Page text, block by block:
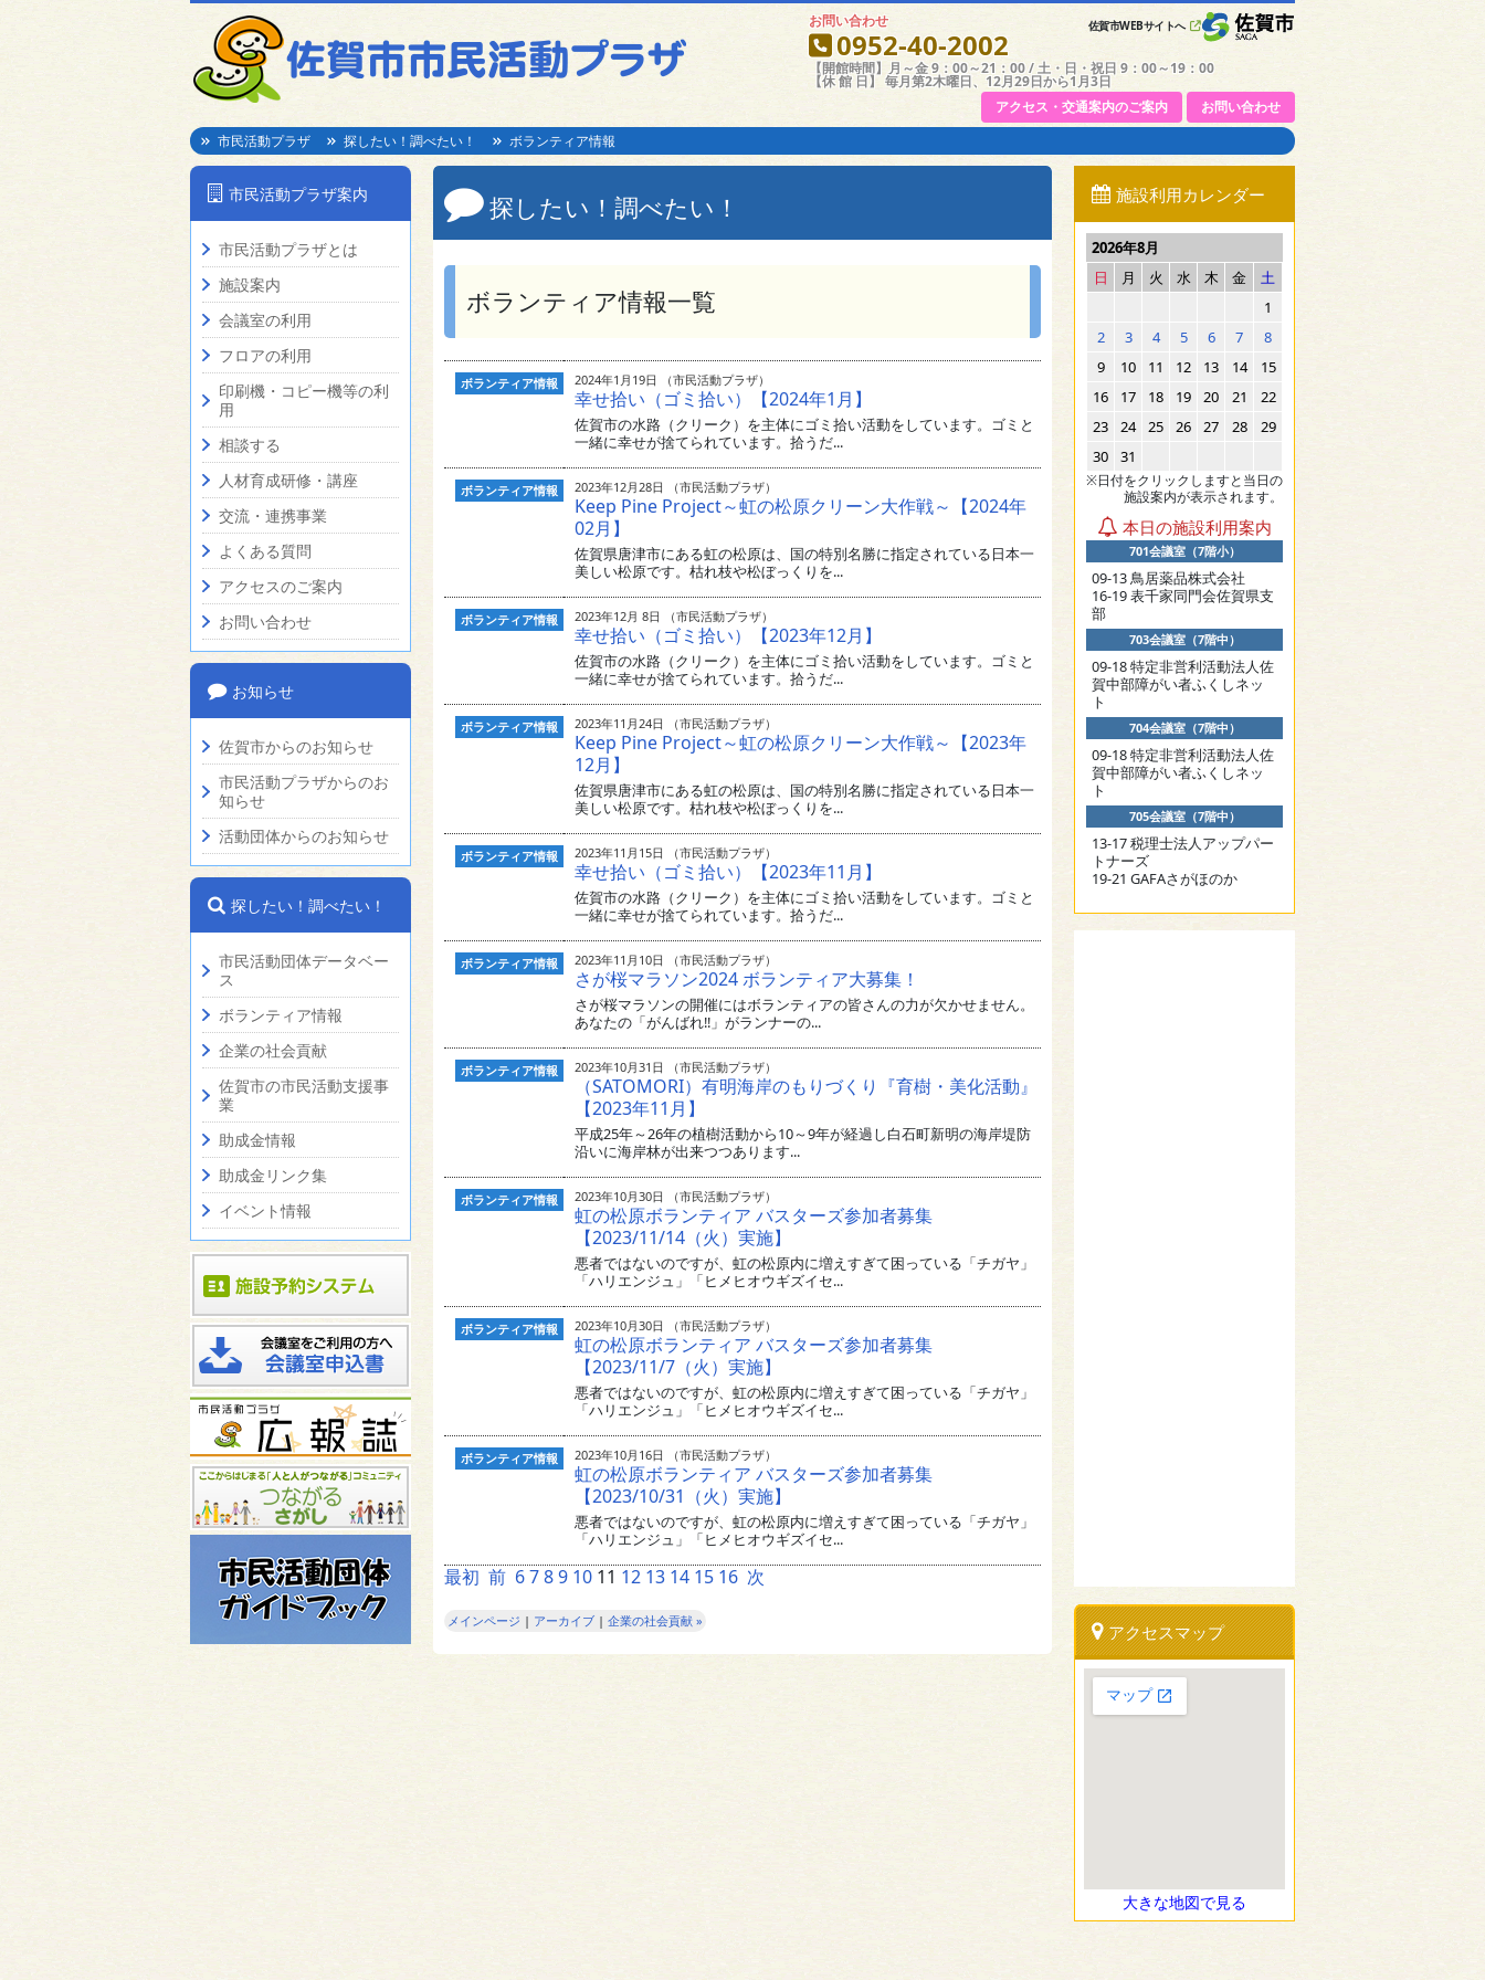
お問い合わせ
0952-40-2002
【開館時間】月～金 9：00～21：00 / 土・日・祝日 9：00～19：00
【休 館 日】 毎月第2木曜日、12月29日から1月3日
佐賀市WEBサイトへ
アクセス・交通案内のご案内
お問い合わせ
市民活動プラザ
探したい！調べたい！ ボランティア情報
市民活動プラザ案内
市民活動プラザとは
施設案内
会議室の利用
フロアの利用
印刷機・コピー機等の利
用
相談する
人材育成研修・講座
交流・連携事業
よくある質問
アクセスのご案内
お問い合わせ
お知らせ
佐賀市からのお知らせ
市民活動プラザからのお
知らせ
活動団体からのお知らせ
探したい！調べたい！
市民活動団体データベー
ス
ボランティア情報
企業の社会貢献
佐賀市の市民活動支援事
業
助成金情報
助成金リンク集
イベント情報
探したい！調べたい！
ボランティア情報一覧
ボランティア情報 2024年1月19日 （市民活動プラザ）
幸せ拾い（ゴミ拾い）【2024年1月】
佐賀市の水路（クリーク）を主体にゴミ拾い活動をしています。ゴミと
一緒に幸せが捨てられています。拾うだ...
ボランティア情報 2023年12月28日 （市民活動プラザ）
Keep Pine Project～虹の松原クリーン大作戦～【2024年
02月】
佐賀県唐津市にある虹の松原は、国の特別名勝に指定されている日本一
美しい松原です。枯れ枝や松ぼっくりを...
ボランティア情報 2023年12月 8日 （市民活動プラザ）
幸せ拾い（ゴミ拾い）【2023年12月】
佐賀市の水路（クリーク）を主体にゴミ拾い活動をしています。ゴミと
一緒に幸せが捨てられています。拾うだ...
ボランティア情報 2023年11月24日 （市民活動プラザ）
Keep Pine Project～虹の松原クリーン大作戦～【2023年
12月】
佐賀県唐津市にある虹の松原は、国の特別名勝に指定されている日本一
美しい松原です。枯れ枝や松ぼっくりを...
ボランティア情報 2023年11月15日 （市民活動プラザ）
幸せ拾い（ゴミ拾い）【2023年11月】
佐賀市の水路（クリーク）を主体にゴミ拾い活動をしています。ゴミと
一緒に幸せが捨てられています。拾うだ...
ボランティア情報 2023年11月10日 （市民活動プラザ）
さが桜マラソン2024 ボランティア大募集！
さが桜マラソンの開催にはボランティアの皆さんの力が欠かせません。
あなたの「がんばれ!!」がランナーの...
ボランティア情報 2023年10月31日 （市民活動プラザ）
（SATOMORI）有明海岸のもりづくり『育樹・美化活動』
【2023年11月】
平成25年～26年の植樹活動から10～9年が経過し白石町新明の海岸堤防
沿いに海岸林が出来つつあります...
ボランティア情報 2023年10月30日 （市民活動プラザ）
虹の松原ボランティア バスターズ参加者募集
【2023/11/14（火）実施】
悪者ではないのですが、虹の松原内に増えすぎて困っている「チガヤ」
「ハリエンジュ」「ヒメヒオウギズイセ...
ボランティア情報 2023年10月30日 （市民活動プラザ）
虹の松原ボランティア バスターズ参加者募集
【2023/11/7（火）実施】
悪者ではないのですが、虹の松原内に増えすぎて困っている「チガヤ」
「ハリエンジュ」「ヒメヒオウギズイセ...
ボランティア情報 2023年10月16日 （市民活動プラザ）
虹の松原ボランティア バスターズ参加者募集
【2023/10/31（火）実施】
悪者ではないのですが、虹の松原内に増えすぎて困っている「チガヤ」
「ハリエンジュ」「ヒメヒオウギズイセ...
最初 前 6789 10 11 12 13 14 15 16 次
メインページ | アーカイブ | 企業の社会貢献 »
施設利用カレンダー
2026年8月
日
月 火 水 木 金
土
1
2
3 4 5 6 7
8
9
10 11 12 13 14
15
16
17 18 19 20 21
22
23
24 25 26 27 28
29
30
31
※日付をクリックしますと当日の
施設案内が表示されます。
本日の施設利用案内
701会議室（7階小）
09-13 鳥居薬品株式会社
16-19 表千家同門会佐賀県支
部
703会議室（7階中）
09-18 特定非営利活動法人佐
賀中部障がい者ふくしネッ
ト
704会議室（7階中）
09-18 特定非営利活動法人佐
賀中部障がい者ふくしネッ
ト
705会議室（7階中）
13-17 税理士法人アップパー
トナーズ
19-21 GAFAさがほのか
アクセスマップ
大きな地図で見る